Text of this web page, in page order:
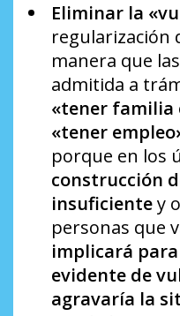
Eliminar la
regularización
manera que
admitida a
«tener familia
«tener
porque en los
construcción
insuficientey
personas que
implicará
evidente de
agravaría la